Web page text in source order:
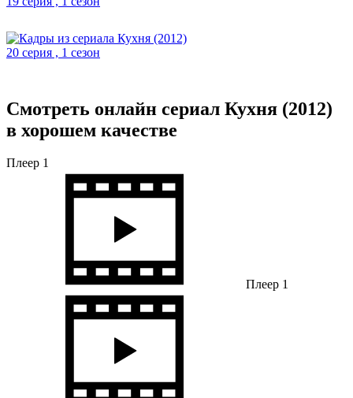
20 серия , 1 сезон
Смотреть онлайн сериал Кухня (2012)
в хорошем качестве
Плеер 1
Плеер 1